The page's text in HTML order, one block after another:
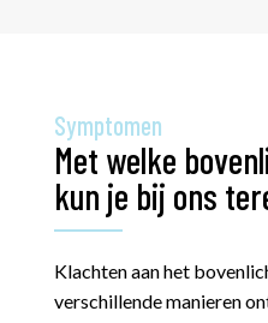
Symptomen
Met welke
kun je bij ons
Klachten aan het
verschillende manieren